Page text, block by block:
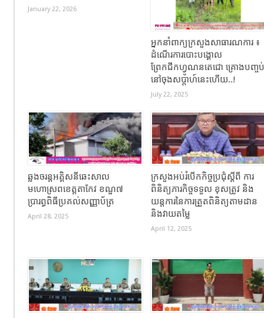
January 22, 2026
អ្នកនាំពាក្យក្រសួងសាធារណការ ៖
ដំណើរការបោះបង្គោល
ព្រែកជីកហ្វូណនតេជោ គ្រោងបញ្ចប់
នៅចុងសប្តាហ៍នេះហើយ..!
July 22, 2025
ឆ្លងចរន្តអគ្គិសនីឆេះសាល
មហោស្រពខេត្តតាកែវ ខណ្ឌ៧
ប្រារព្ធពិធីប្រគល់សញ្ញាប័ត្រ
April 28, 2025
ក្រសួងអប់រំបើកកិច្ចប្រជុំស្តីពី ការ
ពិនិត្យភារកិច្ចទទួល ខុសត្រូវ និង
យន្តការនៃការត្រួតពិនិត្យតាមដាន
និងវាយតម្លៃ
April 12, 2025